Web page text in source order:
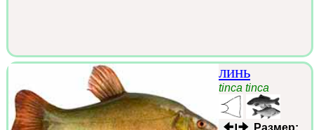
линь
tinca tinca
Размер: